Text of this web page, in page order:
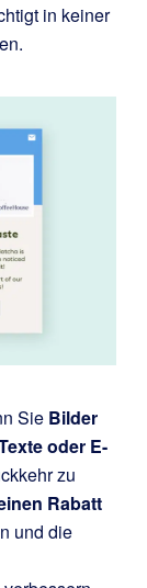
in keiner
Sie Bilder
oder E-
zu
Rabatt
und die